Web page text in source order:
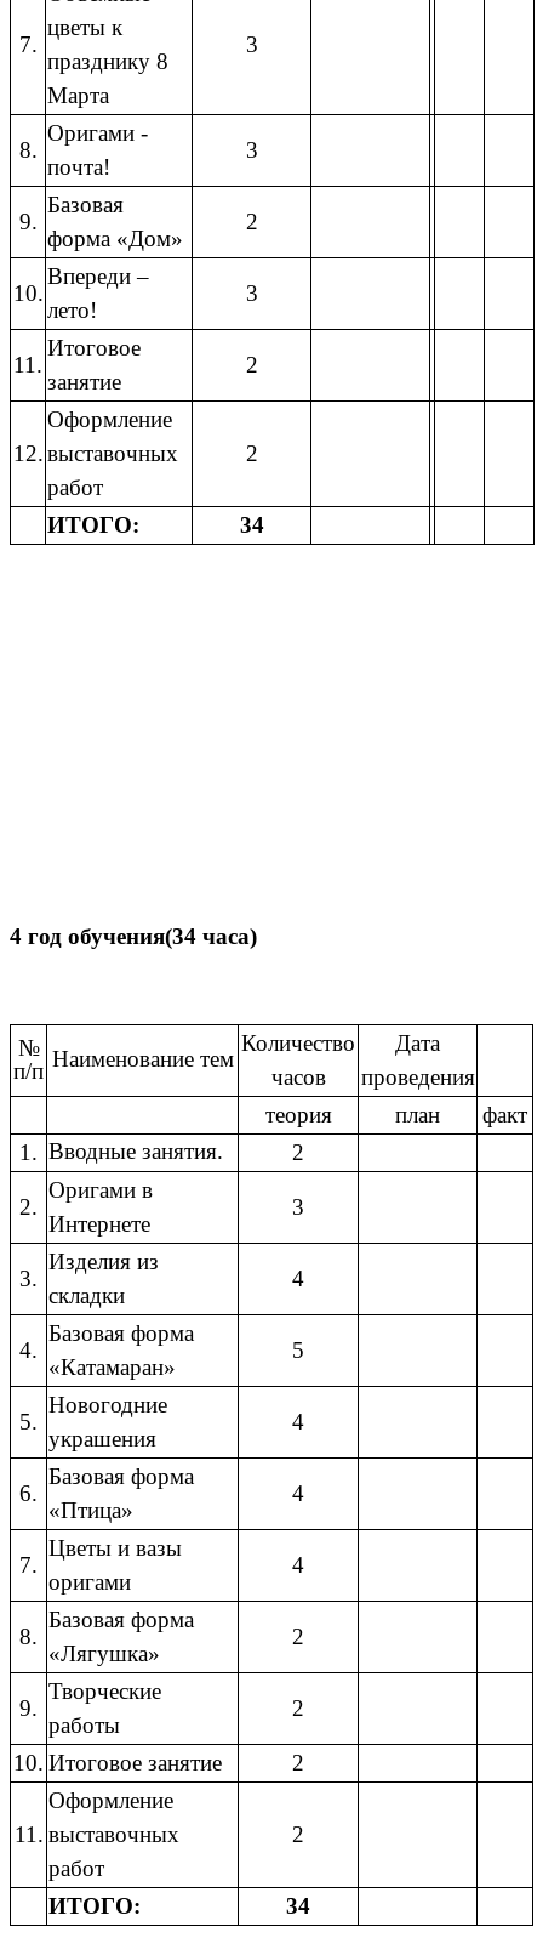
7.
цветы к
празднику 8
Марта
3
8.
Оригами -
почта!
3
9.
Базовая
форма «Дом»
2
10.
Впереди –
лето!
3
11.
Итоговое
занятие
2
12.
Оформление
выставочных
работ
2
ИТОГО: 34
4 год обучения(34 часа)
№
п/п Наименование тем
Количество
часов
Дата
проведения
теория
план
факт
1. Вводные занятия. 2
2.
Оригами в
Интернете
3
3.
Изделия из
складки
4
4.
Базовая форма
«Катамаран»
5
5.
Новогодние
украшения
4
6.
Базовая форма
«Птица»
4
7.
Цветы и вазы
оригами
4
8.
Базовая форма
«Лягушка»
2
9.
Творческие
работы
2
10. Итоговое занятие 2
11.
Оформление
выставочных
работ
2
ИТОГО: 34